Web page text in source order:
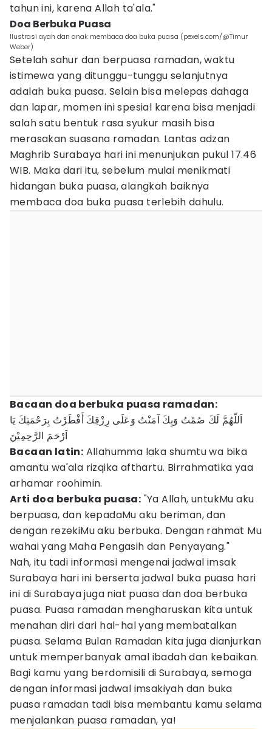
tahun ini, karena Allah ta'ala."
Doa Berbuka Puasa
Ilustrasi ayah dan anak membaca doa buka puasa (pexels.com/@Timur
Weber)
Setelah sahur dan berpuasa ramadan, waktu
istimewa yang ditunggu-tunggu selanjutnya
adalah buka puasa. Selain bisa melepas dahaga
dan lapar, momen ini spesial karena bisa menjadi
salah satu bentuk rasa syukur masih bisa
merasakan suasana ramadan. Lantas adzan
Maghrib Surabaya hari ini menunjukan pukul 17.46
WIB. Maka dari itu, sebelum mulai menikmati
hidangan buka puasa, alangkah baiknya
membaca doa buka puasa terlebih dahulu.
Bacaan doa berbuka puasa ramadan:
اَللّهُمَّ لَكَ صُمْتُ وَبِكَ آمَنْتُ وَعَلَى رِزْقِكَ أَفْطَرْتُ بِرَحْمَتِكَ يَا
اَرْحَمَ الرَّحِمِيْنَ
Bacaan latin: Allahumma laka shumtu wa bika
amantu wa'ala rizqika afthartu. Birrahmatika yaa
arhamar roohimin.
Arti doa berbuka puasa: "Ya Allah, untukMu aku
berpuasa, dan kepadaMu aku beriman, dan
dengan rezekiMu aku berbuka. Dengan rahmat Mu
wahai yang Maha Pengasih dan Penyayang."
Nah, itu tadi informasi mengenai jadwal imsak
Surabaya hari ini berserta jadwal buka puasa hari
ini di Surabaya juga niat puasa dan doa berbuka
puasa. Puasa ramadan mengharuskan kita untuk
menahan diri dari hal-hal yang membatalkan
puasa. Selama Bulan Ramadan kita juga dianjurkan
untuk memperbanyak amal ibadah dan kebaikan.
Bagi kamu yang berdomisili di Surabaya, semoga
dengan informasi jadwal imsakiyah dan buka
puasa ramadan tadi bisa membantu kamu selama
menjalankan puasa ramadan, ya!